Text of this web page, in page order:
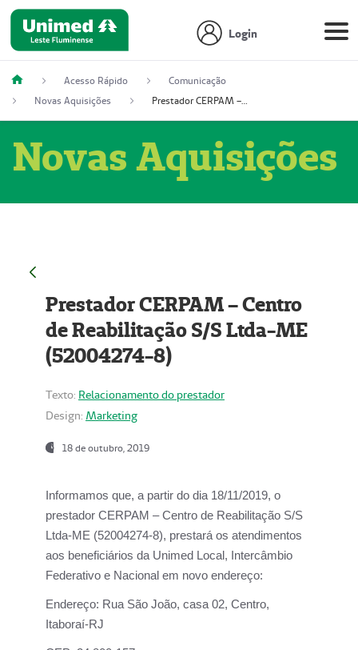
Login
Acesso Rápido
Comunicação
Novas Aquisições
Prestador CERPAM – Centro de Reabilitação S/S Ltda-ME (52004274-8)
Novas Aquisições
Prestador CERPAM – Centro
de Reabilitação S/S Ltda-ME
(52004274-8)
Texto: Relacionamento do prestador
Design: Marketing
18 de outubro, 2019
Informamos que, a partir do dia 18/11/2019, o
prestador CERPAM – Centro de Reabilitação S/S
Ltda-ME (52004274-8), prestará os atendimentos
aos beneficiários da Unimed Local, Intercâmbio
Federativo e Nacional em novo endereço:
Endereço: Rua São João, casa 02, Centro,
Itaboraí-RJ